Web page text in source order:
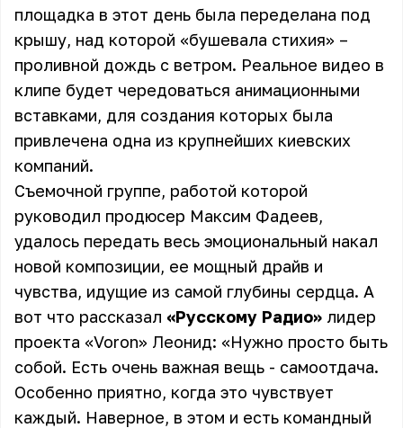
площадка в этот день была переделана под
крышу, над которой «бушевала стихия» –
проливной дождь с ветром. Реальное видео в
клипе будет чередоваться анимационными
вставками, для создания которых была
привлечена одна из крупнейших киевских
компаний.
Съемочной группе, работой которой
руководил продюсер Максим Фадеев,
удалось передать весь эмоциональный накал
новой композиции, ее мощный драйв и
чувства, идущие из самой глубины сердца. А
вот что рассказал «Русскому Радио» лидер
проекта «Voron» Леонид: «Нужно просто быть
собой. Есть очень важная вещь - самоотдача.
Особенно приятно, когда это чувствует
каждый. Наверное, в этом и есть командный